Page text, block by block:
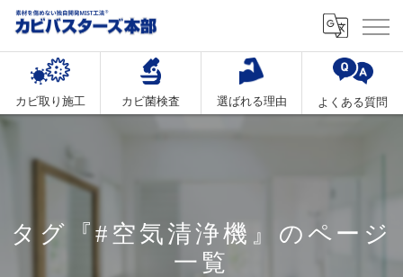
カビ取り施工 カビ菌検査 選ばれる理由 よくある質問
タグ『#空気清浄機』のページ
一覧